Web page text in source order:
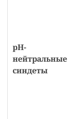
pH-
нейтральные
синдеты